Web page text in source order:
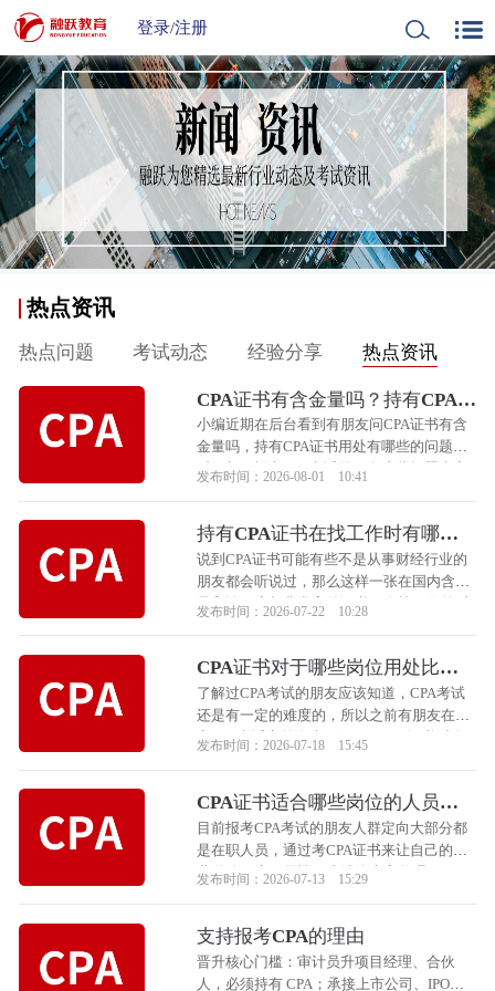
登录/注册
热点资讯
热点问题 考试动态 经验分享 热点资讯
CPA证书有含金量吗？持有CPA证
书用处有哪些？
小编近期在后台看到有朋友问CPA证书有含
金量吗，持有CPA证书用处有哪些的问题，
对于想要报考CPA考试的朋友这些问题肯定
发布时间：2026-08-01 10:41
持有CPA证书在找工作时有哪些
优势？
说到CPA证书可能有些不是从事财经行业的
朋友都会听说过，那么这样一张在国内含金
量和认可度都非常高的证书，在找工作的时
发布时间：2026-07-22 10:28
CPA证书对于哪些岗位用处比较
大？
了解过CPA考试的朋友应该知道，CPA考试
还是有一定的难度的，所以之前有朋友在报
考CPA考试之前会先了解一下CPA证书对自
下CPA证书对哪些岗位用处比较大。
发布时间：2026-07-18 15:45
CPA证书适合哪些岗位的人员报
考？
目前报考CPA考试的朋友人群定向大部分都
是在职人员，通过考CPA证书来让自己的职
业道路更上一层楼，小编给大家整理了一下
发布时间：2026-07-13 15:29
支持报考CPA的理由
晋升核心门槛：审计员升项目经理、合伙
人，必须持有 CPA；承接上市公司、IPO、